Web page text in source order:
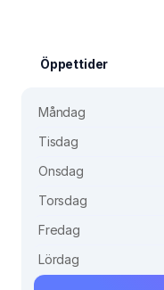
Öppettider
Måndag
Tisdag
Onsdag
Torsdag
Fredag
Lördag